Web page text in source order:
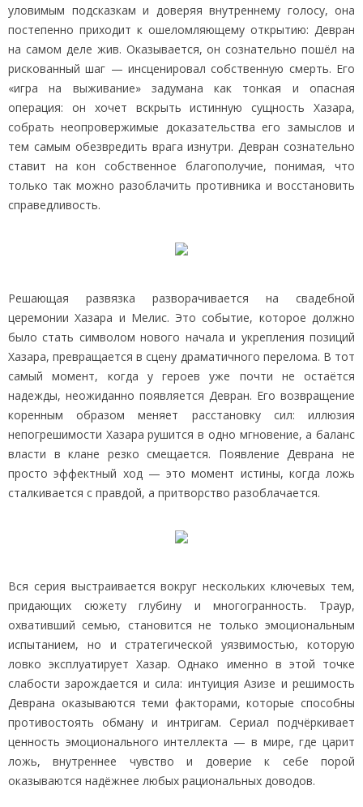
уловимым подсказкам и доверяя внутреннему голосу, она
постепенно приходит к ошеломляющему открытию: Девран
на самом деле жив. Оказывается, он сознательно пошёл на
рискованный шаг — инсценировал собственную смерть. Его
«игра на выживание» задумана как тонкая и опасная
операция: он хочет вскрыть истинную сущность Хазара,
собрать неопровержимые доказательства его замыслов и
тем самым обезвредить врага изнутри. Девран сознательно
ставит на кон собственное благополучие, понимая, что
только так можно разоблачить противника и восстановить
справедливость.
Решающая развязка разворачивается на свадебной
церемонии Хазара и Мелис. Это событие, которое должно
было стать символом нового начала и укрепления позиций
Хазара, превращается в сцену драматичного перелома. В тот
самый момент, когда у героев уже почти не остаётся
надежды, неожиданно появляется Девран. Его возвращение
коренным образом меняет расстановку сил: иллюзия
непогрешимости Хазара рушится в одно мгновение, а баланс
власти в клане резко смещается. Появление Деврана не
просто эффектный ход — это момент истины, когда ложь
сталкивается с правдой, а притворство разоблачается.
Вся серия выстраивается вокруг нескольких ключевых тем,
придающих сюжету глубину и многогранность. Траур,
охвативший семью, становится не только эмоциональным
испытанием, но и стратегической уязвимостью, которую
ловко эксплуатирует Хазар. Однако именно в этой точке
слабости зарождается и сила: интуиция Азизе и решимость
Деврана оказываются теми факторами, которые способны
противостоять обману и интригам. Сериал подчёркивает
ценность эмоционального интеллекта — в мире, где царит
ложь, внутреннее чувство и доверие к себе порой
оказываются надёжнее любых рациональных доводов.